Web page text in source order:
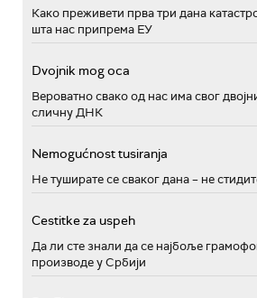
Како преживети прва три дана
шта нас припрема ЕУ
Dvojnik mog oca
Вероватно свако од нас има свог
сличну ДНК
Nemogućnost tusiranja
Не туширате се сваког дана – не
Cestitke za uspeh
Да ли сте знали да се најбоље
производе у Србији